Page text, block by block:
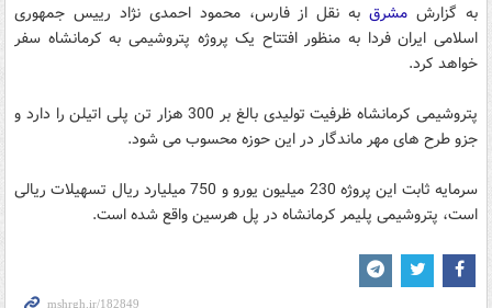
به گزارش مشرق به نقل از فارس، محمود احمدی نژاد رییس جمهوری
اسلامی ایران فردا به منظور افتتاح یک پروژه پتروشیمی به کرمانشاه سفر
خواهد کرد.
پتروشیمی کرمانشاه ظرفیت تولیدی بالغ بر 300 هزار تن پلی اتیلن را دارد و
جزو طرح های مهر ماندگار در این حوزه محسوب می شود.
سرمایه ثابت این پروژه 230 میلیون یورو و 750 میلیارد ریال تسهیلات ریالی
است، پتروشیمی پلیمر کرمانشاه در پل هرسین واقع شده است.